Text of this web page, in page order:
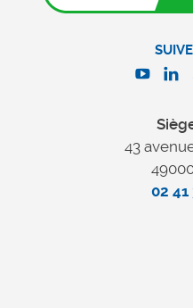
43
02 41